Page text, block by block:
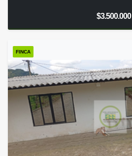
$3.500.000
FINCA